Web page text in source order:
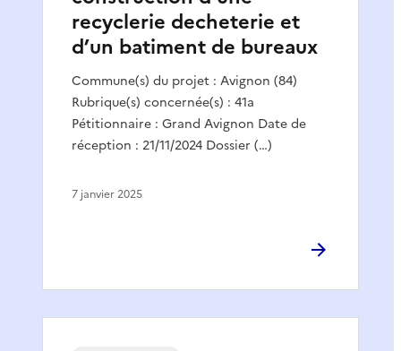
recyclerie decheterie et
d’un batiment de bureaux
Commune(s) du projet : Avignon (84)
Rubrique(s) concernée(s) : 41a
Pétitionnaire : Grand Avignon Date de
réception : 21/11/2024 Dossier (…)
7 janvier 2025